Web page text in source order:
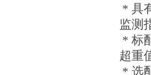
* 具
监测
* 标
超重
* 选